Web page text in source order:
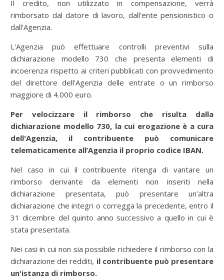
Il credito, non utilizzato in compensazione, verrà
rimborsato dal datore di lavoro, dall'ente pensionistico o
dall'Agenzia.
L'Agenzia può effettuare controlli preventivi sulla
dichiarazione modello 730 che presenta elementi di
incoerenza rispetto ai criteri pubblicati con provvedimento
del direttore dell'Agenzia delle entrate o un rimborso
maggiore di 4.000 euro.
Per velocizzare il rimborso che risulta dalla
dichiarazione modello 730, la cui erogazione è a cura
dell'Agenzia, il contribuente può comunicare
telematicamente all’Agenzia il proprio codice IBAN.
Nel caso in cui il contribuente ritenga di vantare un
rimborso derivante da elementi non inseriti nella
dichiarazione presentata, può presentare un'altra
dichiarazione che integri o corregga la precedente, entro il
31 dicembre del quinto anno successivo a quello in cui è
stata presentata.
Nei casi in cui non sia possibile richiedere il rimborso con la
dichiarazione dei redditi, il contribuente può presentare
un'istanza di rimborso.